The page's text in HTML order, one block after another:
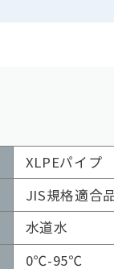
XLPEパイプ
JIS規格適合
水道水
0℃-95℃